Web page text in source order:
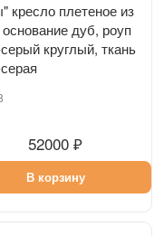
кресло плетеное из
дуб, роуп
круглый, ткань
52000 ₽
В корзину